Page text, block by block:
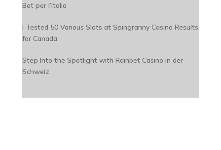
Bet per l’Italia
I Tested 50 Various Slots at Spingranny Casino Results
for Canada
Step Into the Spotlight with Rainbet Casino in der
Schweiz